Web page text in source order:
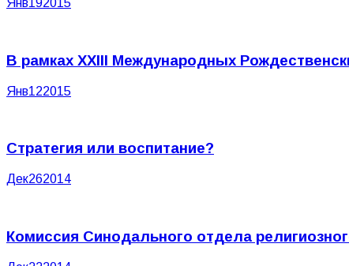
Янв192015
В рамках XXIII Международных
Янв122015
Стратегия или воспитание?
Дек262014
Комиссия Синодального отдела